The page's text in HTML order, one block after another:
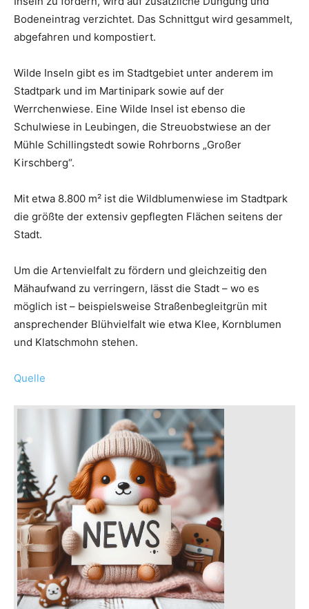
Bodeneintrag verzichtet. Das Schnittgut wird gesammelt,
abgefahren und kompostiert.
Wilde Inseln gibt es im Stadtgebiet unter anderem im
Stadtpark und im Martinipark sowie auf der
Werrchenwiese. Eine Wilde Insel ist ebenso die
Schulwiese in Leubingen, die Streuobstwiese an der
Mühle Schillingstedt sowie Rohrborns „Großer
Kirschberg“.
Mit etwa 8.800 m² ist die Wildblumenwiese im Stadtpark
die größte der extensiv gepflegten Flächen seitens der
Stadt.
Um die Artenvielfalt zu fördern und gleichzeitig den
Mähaufwand zu verringern, lässt die Stadt – wo es
möglich ist – beispielsweise Straßenbegleitgrün mit
ansprechender Blühvielfalt wie etwa Klee, Kornblumen
und Klatschmohn stehen.
Quelle